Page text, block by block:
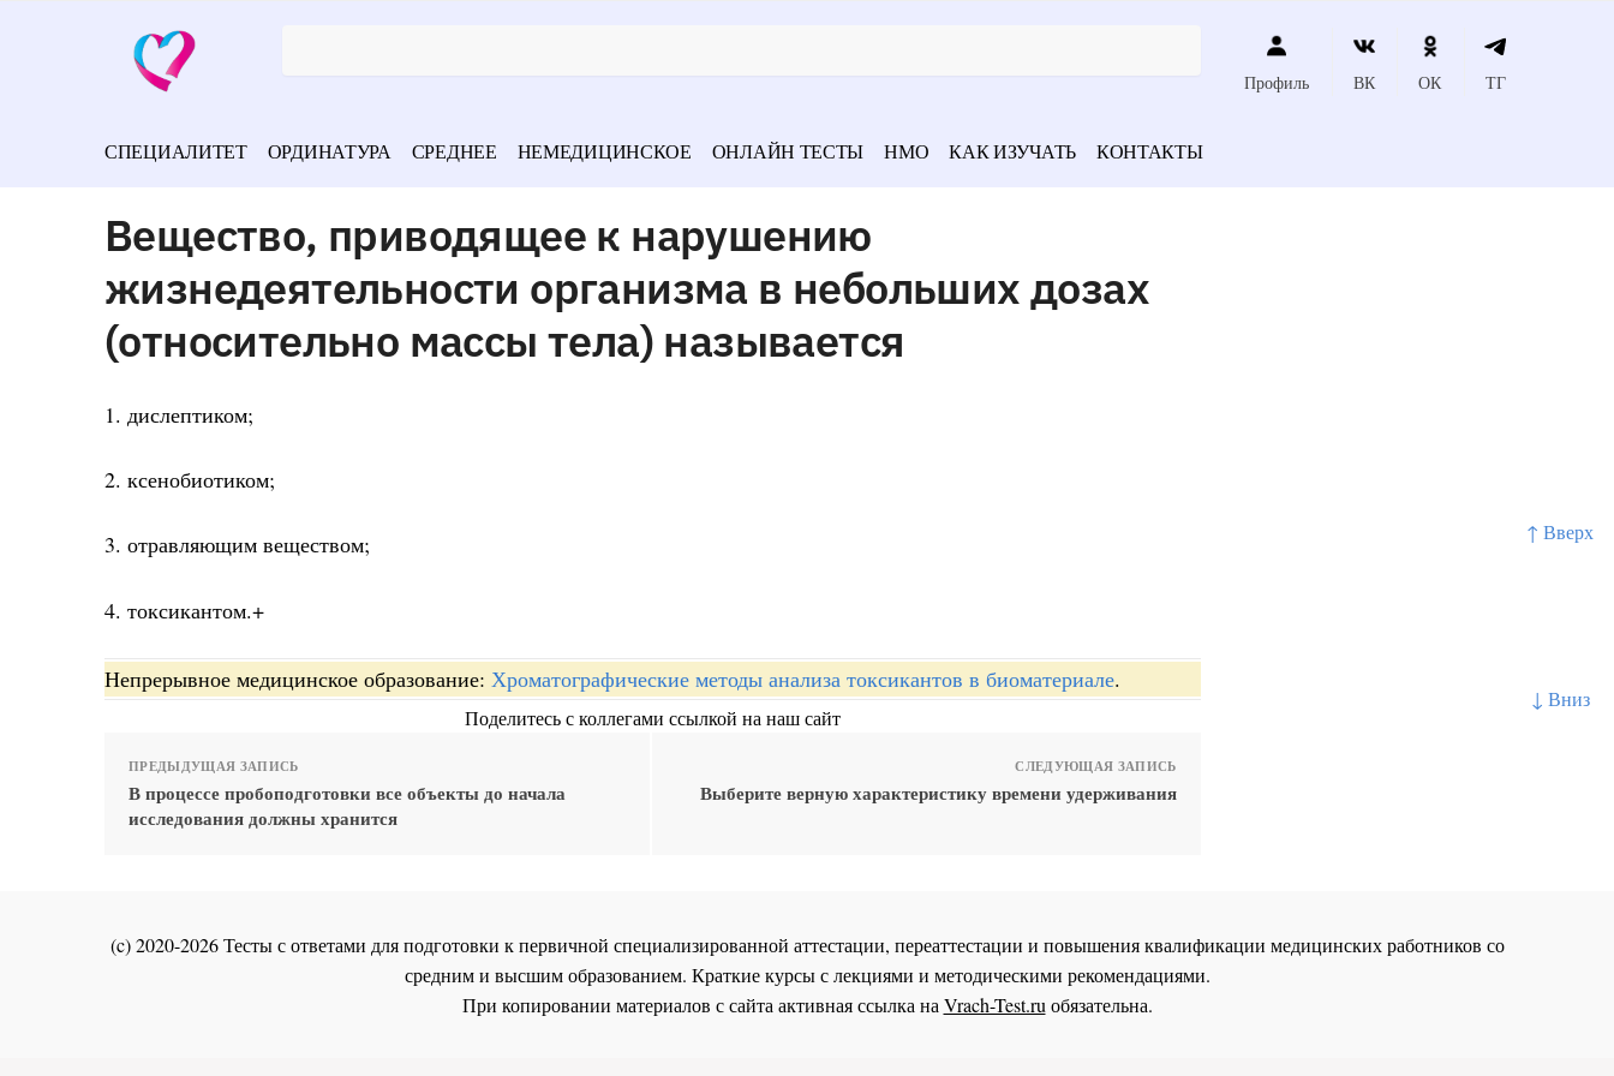
↑ Вверх
↓ Вниз
Профиль ВК ОК ТГ
СПЕЦИАЛИТЕТ ОРДИНАТУРА СРЕДНЕЕ НЕМЕДИЦИНСКОЕ ОНЛАЙН ТЕСТЫ НМО КАК ИЗУЧАТЬ КОНТАКТЫ
Вещество, приводящее к нарушению
жизнедеятельности организма в небольших дозах
(относительно массы тела) называется
1. дислептиком;
2. ксенобиотиком;
3. отравляющим веществом;
4. токсикантом.+
Непрерывное медицинское образование: Хроматографические методы анализа токсикантов в биоматериале.
Поделитесь с коллегами ссылкой на наш сайт
ПРЕДЫДУЩАЯ ЗАПИСЬ
В процессе пробоподготовки все объекты до начала
исследования должны хранится
СЛЕДУЮЩАЯ ЗАПИСЬ
Выберите верную характеристику времени удерживания
(c) 2020-2026 Тесты с ответами для подготовки к первичной специализированной аттестации, переаттестации и повышения квалификации медицинских работников со
средним и высшим образованием. Краткие курсы с лекциями и методическими рекомендациями.
При копировании материалов с сайта активная ссылка наVrach-Test.ruобязательна.